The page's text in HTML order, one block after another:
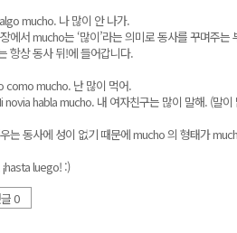
mucho. 나 많이 안 나가.
에서 mucho는 ‘많이’라는 의미로 동사를 꾸며주는
항상 동사 뒤!에 들어갑니다.
como mucho. 난 많이 먹어.
novia habla mucho. 내 여자친구는 많이 말해. (말이
는 동사에 성이 없기 때문에 mucho 의 형태가
luego! :)
0